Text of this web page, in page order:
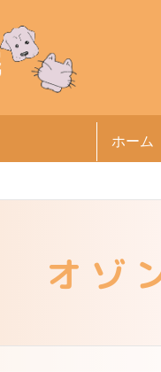
ホーム
オゾ